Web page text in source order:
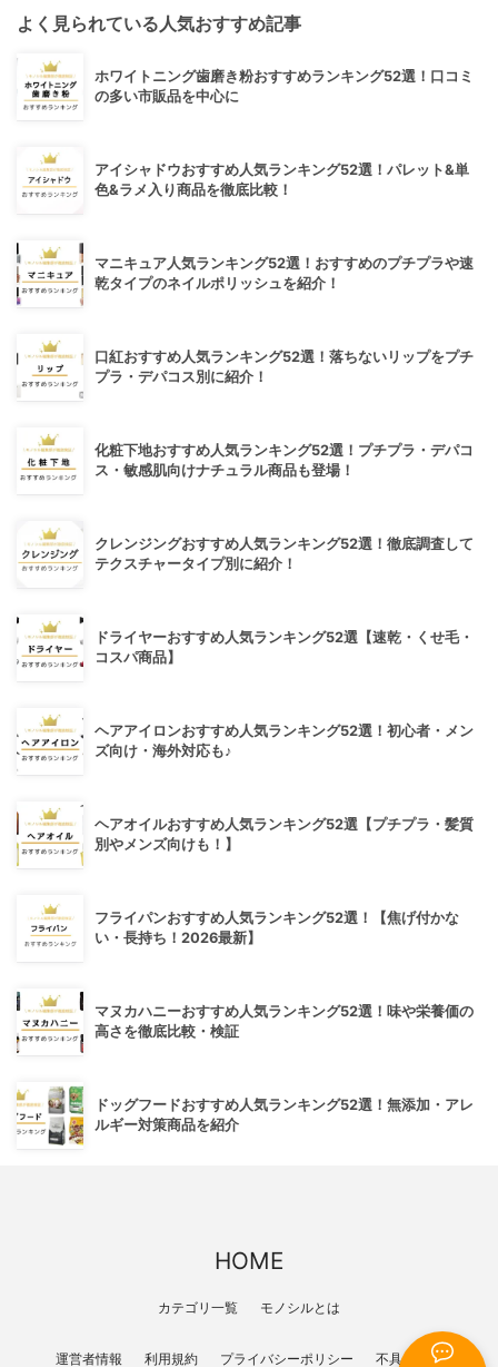
よく見られている人気おすすめ記事
ホワイトニング歯磨き粉おすすめランキング52選！口コミ
の多い市販品を中心に
アイシャドウおすすめ人気ランキング52選！パレット&単
色&ラメ入り商品を徹底比較！
マニキュア人気ランキング52選！おすすめのプチプラや速
乾タイプのネイルポリッシュを紹介！
口紅おすすめ人気ランキング52選！落ちないリップをプチ
プラ・デパコス別に紹介！
化粧下地おすすめ人気ランキング52選！プチプラ・デパコ
ス・敏感肌向けナチュラル商品も登場！
クレンジングおすすめ人気ランキング52選！徹底調査して
テクスチャータイプ別に紹介！
ドライヤーおすすめ人気ランキング52選【速乾・くせ毛・
コスパ商品】
ヘアアイロンおすすめ人気ランキング52選！初心者・メン
ズ向け・海外対応も♪
ヘアオイルおすすめ人気ランキング52選【プチプラ・髪質
別やメンズ向けも！】
フライパンおすすめ人気ランキング52選！【焦げ付かな
い・長持ち！2026最新】
マヌカハニーおすすめ人気ランキング52選！味や栄養価の
高さを徹底比較・検証
ドッグフードおすすめ人気ランキング52選！無添加・アレ
ルギー対策商品を紹介
HOME
カテゴリ一覧 モノシルとは
運営者情報 利用規約 プライバシーポリシー 不具合報告